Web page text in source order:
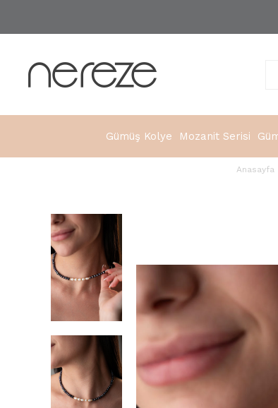
Gümüş Kolye Mozanit Serisi
Anasayfa